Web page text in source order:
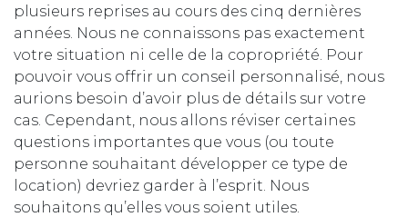
plusieurs reprises au cours des cinq dernières
années. Nous ne connaissons pas exactement
votre situation ni celle de la copropriété. Pour
pouvoir vous offrir un conseil personnalisé, nous
aurions besoin d’avoir plus de détails sur votre
cas. Cependant, nous allons réviser certaines
questions importantes que vous (ou toute
personne souhaitant développer ce type de
location) devriez garder à l’esprit. Nous
souhaitons qu’elles vous soient utiles.